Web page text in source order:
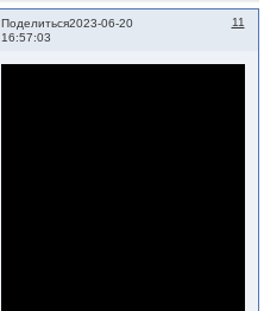
Поделиться 11
2023-06-20
16:57:03